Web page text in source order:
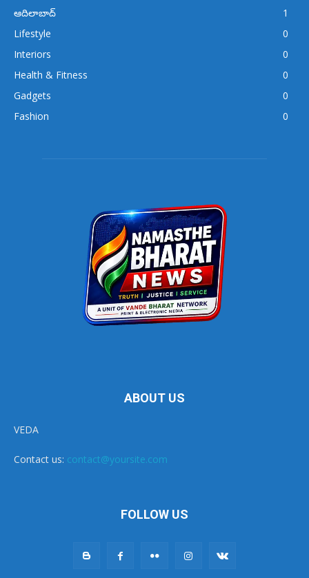
ఆదిలాబాద్
1
Lifestyle
0
Interiors
0
Health & Fitness
0
Gadgets
0
Fashion
0
ABOUT US
VEDA
Contact us: contact@yoursite.com
FOLLOW US